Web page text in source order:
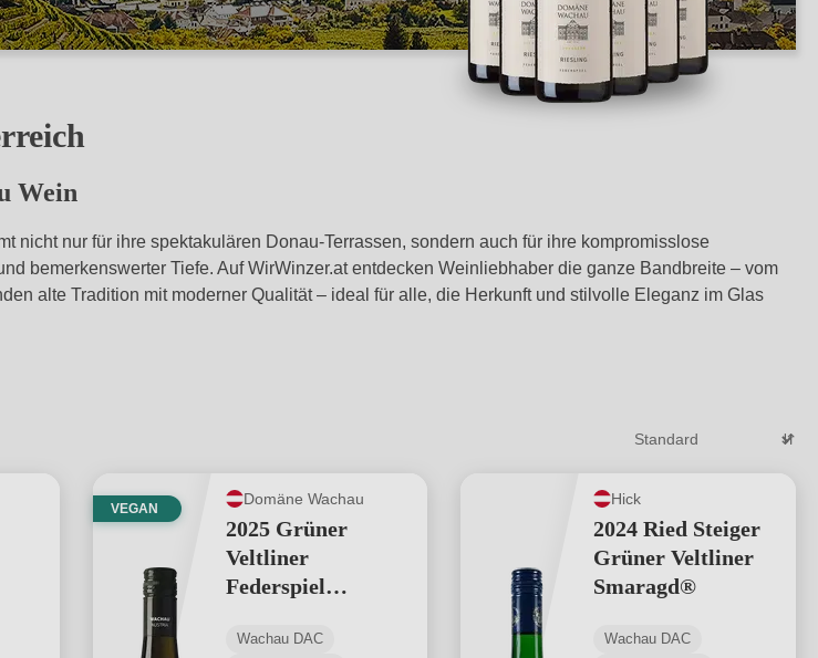
Wein
nicht nur für ihre spektakulären Donau‑Terrassen, sondern auch für ihre kompromisslose
bemerkenswerter Tiefe. Auf WirWinzer.at entdecken Weinliebhaber die ganze Bandbreite – vom
alte Tradition mit moderner Qualität – ideal für alle, die Herkunft und stilvolle Eleganz im Glas
VEGAN
Domäne Wachau
2025 Grüner
Veltliner
Federspiel
Wachau DAC
Hick
2024 Ried Steiger
Grüner Veltliner
Smaragd®
Wachau DAC